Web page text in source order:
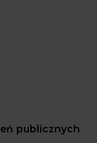
publicznych